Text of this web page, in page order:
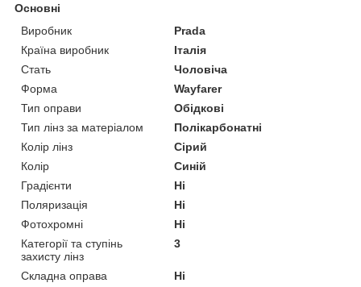
Основні
Виробник
Prada
Країна виробник
Італія
Стать
Чоловіча
Форма
Wayfarer
Тип оправи
Обідкові
Тип лінз за матеріалом
Полікарбонатні
Колір лінз
Сірий
Колір
Синій
Градієнти
Ні
Поляризація
Ні
Фотохромні
Ні
Категорії та ступінь
захисту лінз
3
Складна оправа
Ні